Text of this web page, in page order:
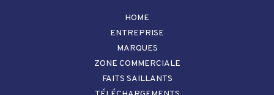
HOME
ENTREPRISE
MARQUES
ZONE COMMERCIALE
FAITS SAILLANTS